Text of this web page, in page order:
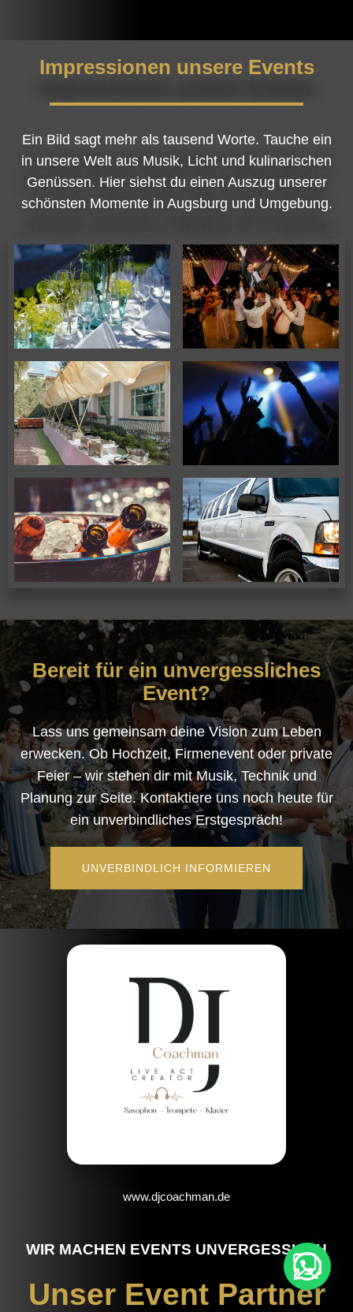
Impressionen unsere Events
Ein Bild sagt mehr als tausend Worte. Tauche ein
in unsere Welt aus Musik, Licht und kulinarischen
Genüssen. Hier siehst du einen Auszug unserer
schönsten Momente in Augsburg und Umgebung.
Bereit für ein unvergessliches
Event?
Lass uns gemeinsam deine Vision zum Leben
erwecken. Ob Hochzeit, Firmenevent oder private
Feier – wir stehen dir mit Musik, Technik und
Planung zur Seite. Kontaktiere uns noch heute für
ein unverbindliches Erstgespräch!
UNVERBINDLICH INFORMIEREN
www.djcoachman.de
WIR MACHEN EVENTS UNVERGESSLICH
Unser Event Partner